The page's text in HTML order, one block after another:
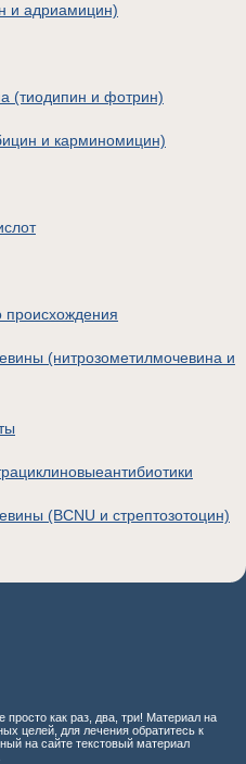
и адриамицин)
(тиодипин и фотрин)
и карминомицин)
происхождения
(нитрозометилмочевина и
(BCNU и стрептозотоцин)
как раз, два, три! Материал на
целей, для лечения обратитесь к
на сайте текстовый материал